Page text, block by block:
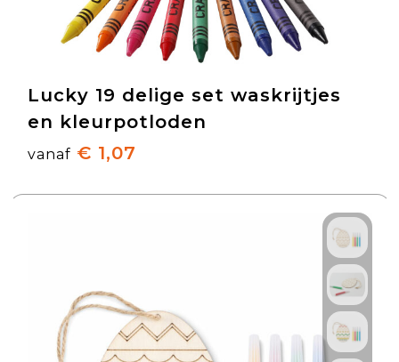
Lucky 19 delige set waskrijtjes
en kleurpotloden
vanaf € 1,07